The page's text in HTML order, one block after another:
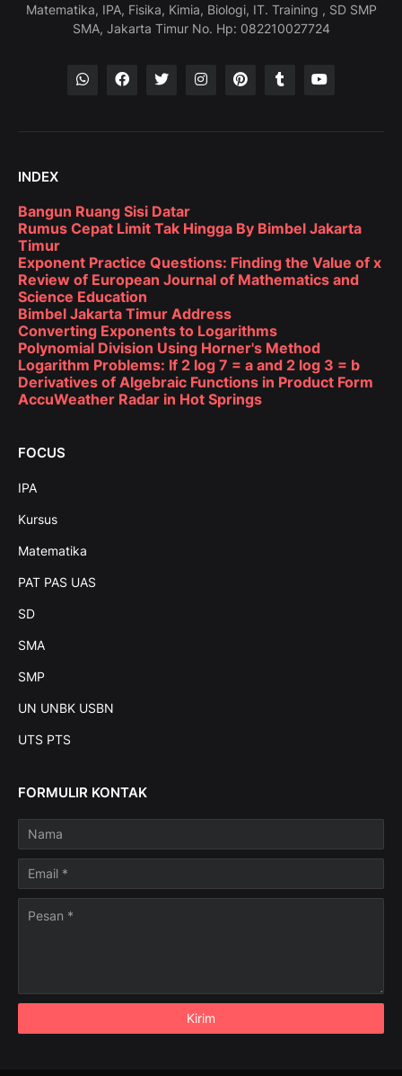
Matematika, IPA, Fisika, Kimia, Biologi, IT. Training , SD SMP
SMA, Jakarta Timur No. Hp: 082210027724
INDEX
Bangun Ruang Sisi Datar
Rumus Cepat Limit Tak Hingga By Bimbel Jakarta
Timur
Exponent Practice Questions: Finding the Value of x
Review of European Journal of Mathematics and
Science Education
Bimbel Jakarta Timur Address
Converting Exponents to Logarithms
Polynomial Division Using Horner's Method
Logarithm Problems: If 2 log 7 = a and 2 log 3 = b
Derivatives of Algebraic Functions in Product Form
AccuWeather Radar in Hot Springs
FOCUS
IPA
Kursus
Matematika
PAT PAS UAS
SD
SMA
SMP
UN UNBK USBN
UTS PTS
FORMULIR KONTAK